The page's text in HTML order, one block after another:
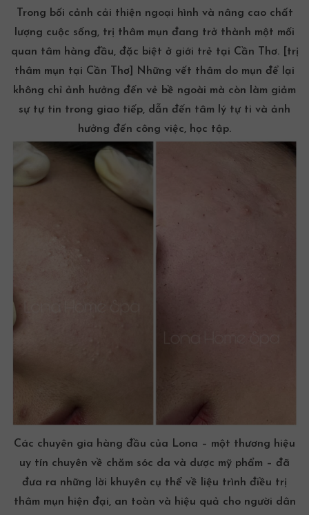
Trong bối cảnh cải thiện ngoại hình và nâng cao chất
lượng cuộc sống, trị thâm mụn đang trở thành một mối
quan tâm hàng đầu, đặc biệt ở giới trẻ tại Cần Thơ.
[trị
thâm mụn tại Cần Thơ]
Những vết thâm do mụn để lại
không chỉ ảnh hưởng đến vẻ bề ngoài mà còn làm giảm
sự tự tin trong giao tiếp, dẫn đến tâm lý tự ti và ảnh
hưởng đến công việc, học tập.
Các chuyên gia hàng đầu của Lona – một thương hiệu
uy tín chuyên về chăm sóc da và dược mỹ phẩm – đã
đưa ra những lời khuyên cụ thể về liệu trình điều trị
thâm mụn hiện đại, an toàn và hiệu quả cho người dân